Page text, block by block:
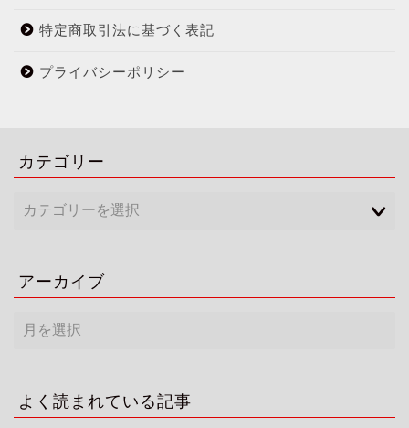
特定商取引法に基づく表記
プライバシーポリシー
カテゴリー
アーカイブ
ア
ー
ブ
よく読まれている記事